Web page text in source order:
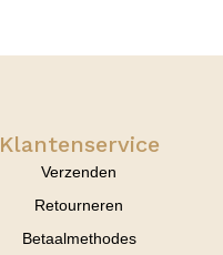
Klantenservice
Verzenden
Retourneren
Betaalmethodes